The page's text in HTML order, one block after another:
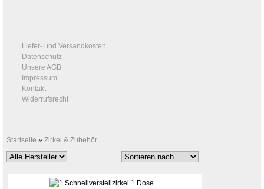
Liefer- und Versandkosten
Datenschutz
Unsere AGB
Impressum
Kontakt
Widerrufsrecht
Startseite » Zirkel & Zubehör